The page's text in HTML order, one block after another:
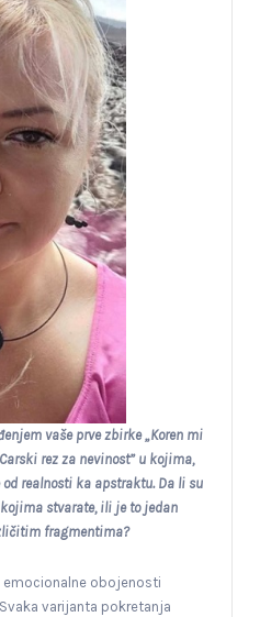
vaše prve zbirke „Koren mi
rez za nevinost” u kojima,
realnosti ka apstraktu. Da li su
stvarate, ili je to jedan
fragmentima?
obojenosti
varijanta pokretanja